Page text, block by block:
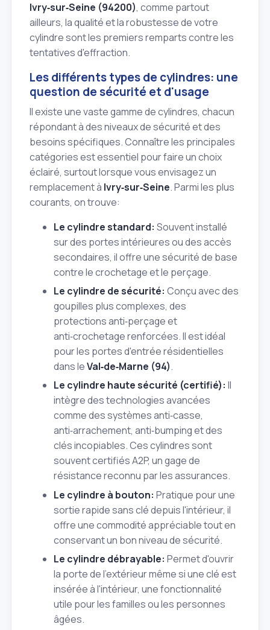
Ivry‑sur‑Seine (94200), comme partout
ailleurs, la qualité et la robustesse de votre
cylindre sont les premiers remparts contre les
tentatives d'effraction.
Les différents types de cylindres: une
question de sécurité et d'usage
Il existe une vaste gamme de cylindres, chacun
répondant à des niveaux de sécurité et des
besoins spécifiques. Connaître les principales
catégories est essentiel pour faire un choix
éclairé, surtout lorsque vous envisagez un
remplacement à Ivry‑sur‑Seine. Parmi les plus
courants, on trouve:
Le cylindre standard: Souvent installé
sur des portes intérieures ou des accès
secondaires, il offre une sécurité de base
contre le crochetage et le perçage.
Le cylindre de sécurité: Conçu avec des
goupilles plus complexes, des
protections anti‑perçage et
anti‑crochetage renforcées. Il est idéal
pour les portes d'entrée résidentielles
dans leVal‑de‑Marne (94).
Le cylindre haute sécurité (certifié): Il
intègre des technologies avancées
comme des systèmes anti‑casse,
anti‑arrachement, anti‑bumping et des
clés incopiables. Ces cylindres sont
souvent certifiés A2P, un gage de
résistance reconnu par les assurances.
Le cylindre à bouton: Pratique pour une
sortie rapide sans clé depuis l'intérieur, il
offre une commodité appréciable tout en
conservant un bon niveau de sécurité.
Le cylindre débrayable: Permet d'ouvrir
la porte de l'extérieur même si une clé est
insérée à l'intérieur, une fonctionnalité
utile pour les familles ou les personnes
âgées.